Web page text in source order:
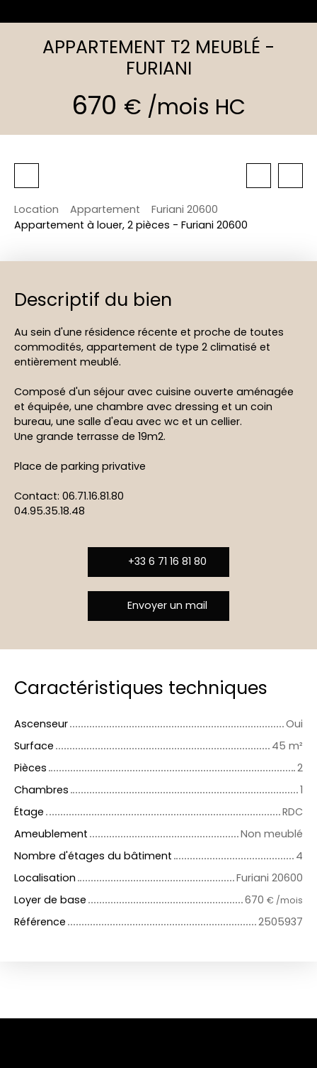
APPARTEMENT T2 MEUBLÉ -
FURIANI
670 € /mois HC
Location Appartement
Furiani 20600
Appartement à louer, 2 pièces - Furiani 20600
Descriptif du bien
Au sein d'une résidence récente et proche de toutes
commodités, appartement de type 2 climatisé et
entièrement meublé.
Composé d'un séjour avec cuisine ouverte aménagée
et équipée, une chambre avec dressing et un coin
bureau, une salle d'eau avec wc et un cellier.
Une grande terrasse de 19m2.
Place de parking privative
Contact: 06.71.16.81.80
04.95.35.18.48
+33 6 71 16 81 80
Envoyer un mail
Caractéristiques techniques
Ascenseur
Oui
Surface
45 m²
Pièces
2
Chambres
1
Étage
RDC
Ameublement
Non meublé
Nombre d'étages du bâtiment
4
Localisation
Furiani 20600
Loyer de base
670 € /mois
Référence 2505937